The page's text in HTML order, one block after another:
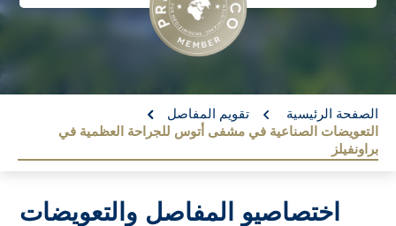
الصفحة الرئيسية
تقويم المفاصل
التعويضات الصناعية في مشفى أتوس للجراحة العظمية في
براونفيلز
اختصاصيو المفاصل والتعويضات